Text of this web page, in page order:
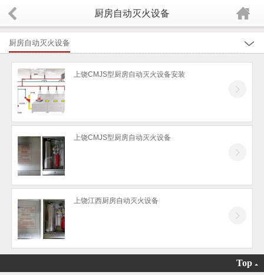
厨房自动灭火设备
厨房自动灭火设备
全部
上饶消防维护保养
上饶消防报警系统
上饶消防工程承接、监控安装工程
上饶灭火器、灭火器箱
上饶充装维修
上饶消防栓、消防箱
上饶消防应急灯及安全指示标识
上饶消防装备
上饶消防配件
上饶防火门
上饶CMJS型厨房自动灭火设备安装
上饶CMJS型厨房自动灭火设备
上饶江西厨房自动灭火设备
Top